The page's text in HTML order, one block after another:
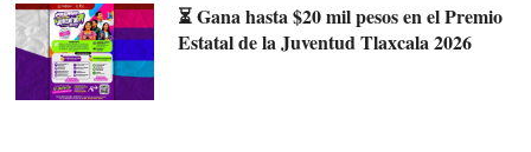
⏳ Gana hasta $20 mil pesos en el Premio
Estatal de la Juventud Tlaxcala 2026